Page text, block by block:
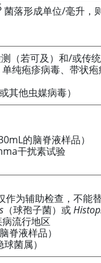
菌落形成单位/毫升，
（若可及）和/或传
纯疱疹病毒、带状
其他虫媒病毒）
的脑脊液样品）
干扰素试验
为辅助检查，不能
（球孢子菌）或
流行地区
脊液样品）
球菌属）